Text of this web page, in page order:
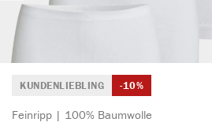
KUNDENLIEBLING -10%
Feinripp | 100% Baumwolle